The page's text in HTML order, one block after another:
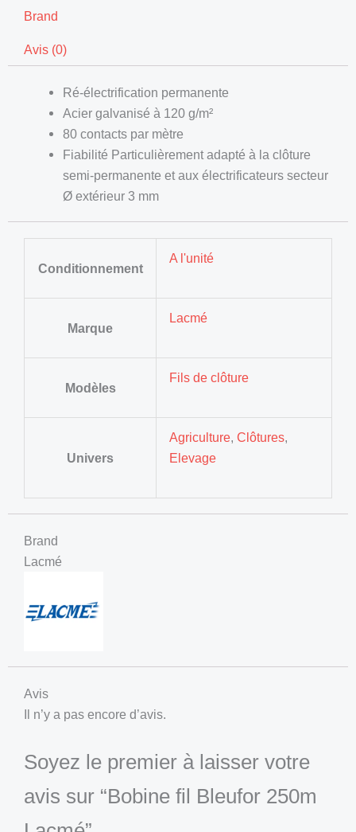
Brand
Avis (0)
Ré-électrification permanente
Acier galvanisé à 120 g/m²
80 contacts par mètre
Fiabilité Particulièrement adapté à la clôture
semi-permanente et aux électrificateurs secteur
Ø extérieur 3 mm
Conditionnement
A l'unité
Marque
Lacmé
Modèles
Fils de clôture
Univers
Agriculture,Clôtures,
Elevage
Brand
Lacmé
Avis
Il n’y a pas encore d’avis.
Soyez le premier à laisser votre
avis sur “Bobine fil Bleufor 250m